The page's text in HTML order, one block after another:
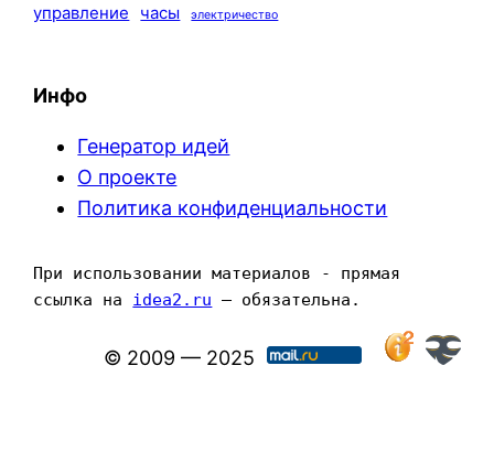
управление часы электричество
Инфо
Генератор идей
О проекте
Политика конфиденциальности
При использовании материалов - прямая
ссылка на idea2.ru — обязательна.
© 2009 — 2025